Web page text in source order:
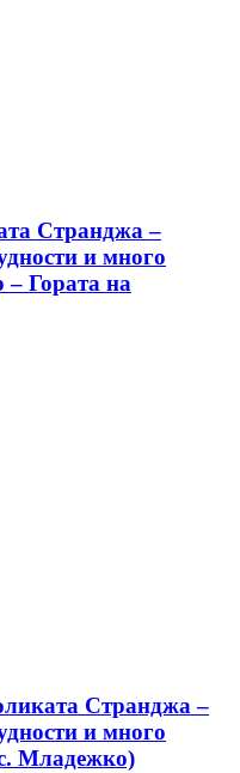
Странджа –
и много
Гората на
Странджа –
и много
Младежко)